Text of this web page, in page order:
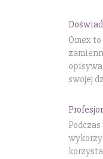
Omex
swojej